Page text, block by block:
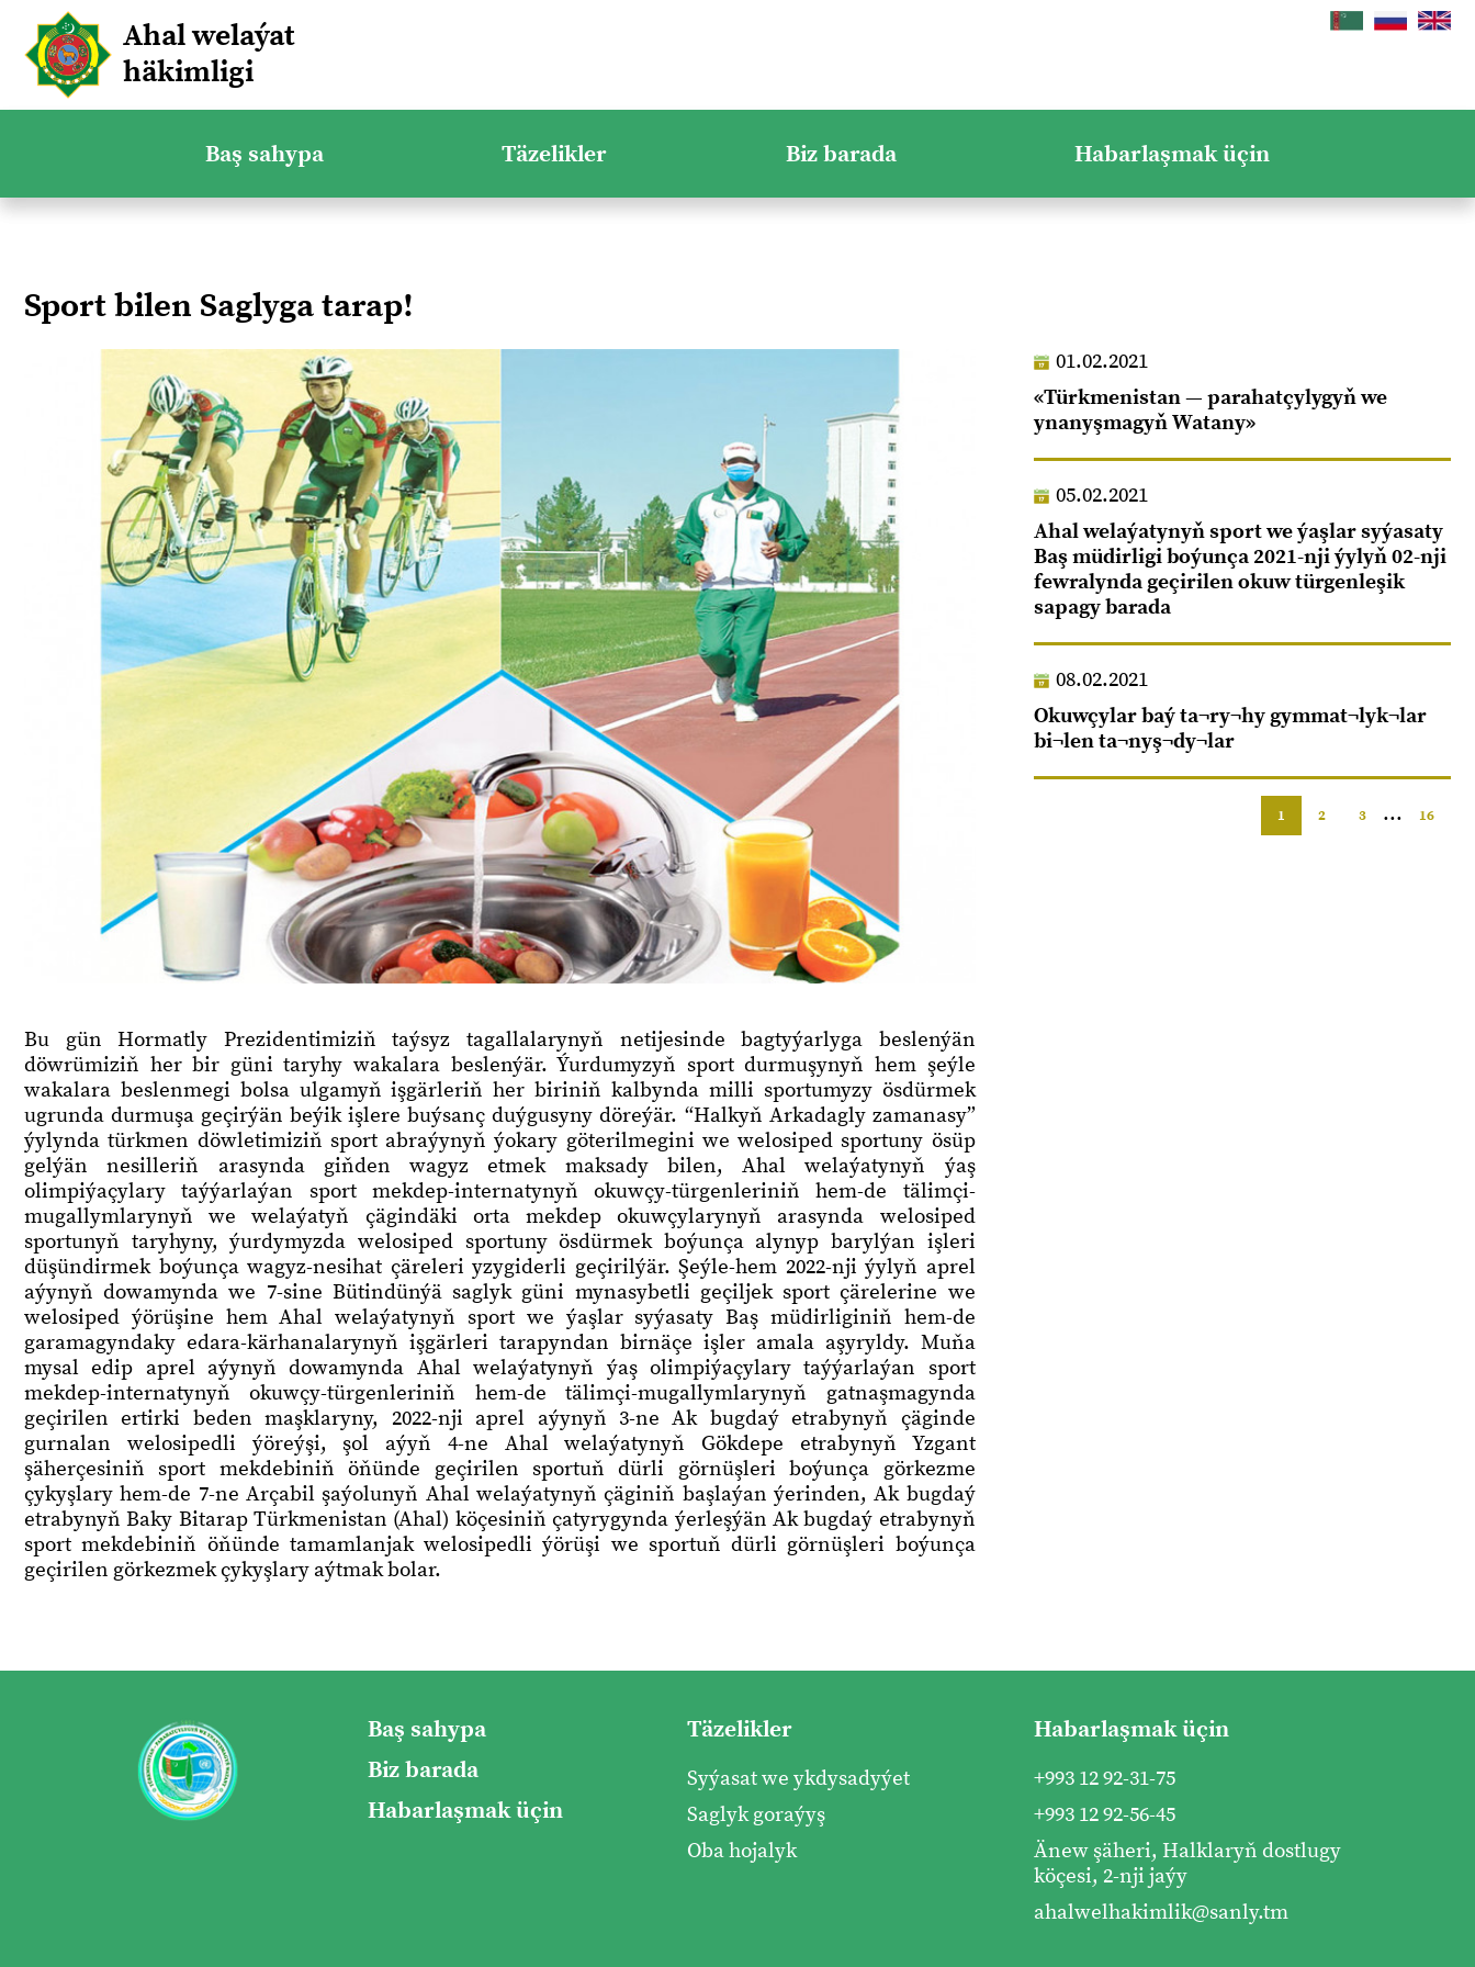
Ahal welaýat
häkimligi
Baş sahypa Täzelikler Biz barada Habarlaşmak üçin
Sport bilen Saglyga tarap!
Bu gün Hormatly Prezidentimiziň taýsyz tagallalarynyň netijesinde bagtyýarlyga beslenýän
döwrümiziň her bir güni taryhy wakalara beslenýär. Ýurdumyzyň sport durmuşynyň hem şeýle
wakalara beslenmegi bolsa ulgamyň işgärleriň her biriniň kalbynda milli sportumyzy ösdürmek
ugrunda durmuşa geçirýän beýik işlere buýsanç duýgusyny döreýär. “Halkyň Arkadagly zamanasy”
ýylynda türkmen döwletimiziň sport abraýynyň ýokary göterilmegini we welosiped sportuny ösüp
gelýän nesilleriň arasynda giňden wagyz etmek maksady bilen, Ahal welaýatynyň ýaş
olimpiýaçylary taýýarlaýan sport mekdep-internatynyň okuwçy-türgenleriniň hem-de tälimçi-
mugallymlarynyň we welaýatyň çägindäki orta mekdep okuwçylarynyň arasynda welosiped
sportunyň taryhyny, ýurdymyzda welosiped sportuny ösdürmek boýunça alynyp barylýan işleri
düşündirmek boýunça wagyz-nesihat çäreleri yzygiderli geçirilýär. Şeýle-hem 2022-nji ýylyň aprel
aýynyň dowamynda we 7-sine Bütindünýä saglyk güni mynasybetli geçiljek sport çärelerine we
welosiped ýörüşine hem Ahal welaýatynyň sport we ýaşlar syýasaty Baş müdirliginiň hem-de
garamagyndaky edara-kärhanalarynyň işgärleri tarapyndan birnäçe işler amala aşyryldy. Muňa
mysal edip aprel aýynyň dowamynda Ahal welaýatynyň ýaş olimpiýaçylary taýýarlaýan sport
mekdep-internatynyň okuwçy-türgenleriniň hem-de tälimçi-mugallymlarynyň gatnaşmagynda
geçirilen ertirki beden maşklaryny, 2022-nji aprel aýynyň 3-ne Ak bugdaý etrabynyň çäginde
gurnalan welosipedli ýöreýşi, şol aýyň 4-ne Ahal welaýatynyň Gökdepe etrabynyň Yzgant
şäherçesiniň sport mekdebiniň öňünde geçirilen sportuň dürli görnüşleri boýunça görkezme
çykyşlary hem-de 7-ne Arçabil şaýolunyň Ahal welaýatynyň çäginiň başlaýan ýerinden, Ak bugdaý
etrabynyň Baky Bitarap Türkmenistan (Ahal) köçesiniň çatyrygynda ýerleşýän Ak bugdaý etrabynyň
sport mekdebiniň öňünde tamamlanjak welosipedli ýörüşi we sportuň dürli görnüşleri boýunça
geçirilen görkezmek çykyşlary aýtmak bolar.
01.02.2021
«Türkmenistan — parahatçylygyň we
ynanyşmagyň Watany»
05.02.2021
Ahal welaýatynyň sport we ýaşlar syýasaty
Baş müdirligi boýunça 2021-nji ýylyň 02-nji
fewralynda geçirilen okuw türgenleşik
sapagy barada
08.02.2021
Okuwçylar baý ta¬ry¬hy gymmat¬lyk¬lar
bi¬len ta¬nyş¬dy¬lar
1 2 3 ... 16
Baş sahypa
Biz barada
Habarlaşmak üçin
Täzelikler
Syýasat we ykdysadyýet
Saglyk goraýyş
Oba hojalyk
Habarlaşmak üçin
+993 12 92-31-75
+993 12 92-56-45
Änew şäheri, Halklaryň dostlugy
köçesi, 2-nji jaýy
ahalwelhakimlik@sanly.tm